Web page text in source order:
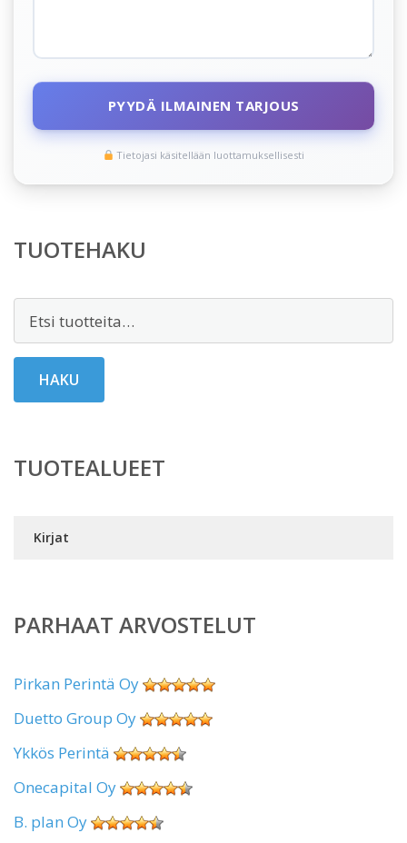
PYYDÄ ILMAINEN TARJOUS
Tietojasi käsitellään luottamuksellisesti
TUOTEHAKU
HAKU
TUOTEALUEET
Kirjat
PARHAAT ARVOSTELUT
Pirkan Perintä Oy
Duetto Group Oy
Ykkös Perintä
Onecapital Oy
B. plan Oy